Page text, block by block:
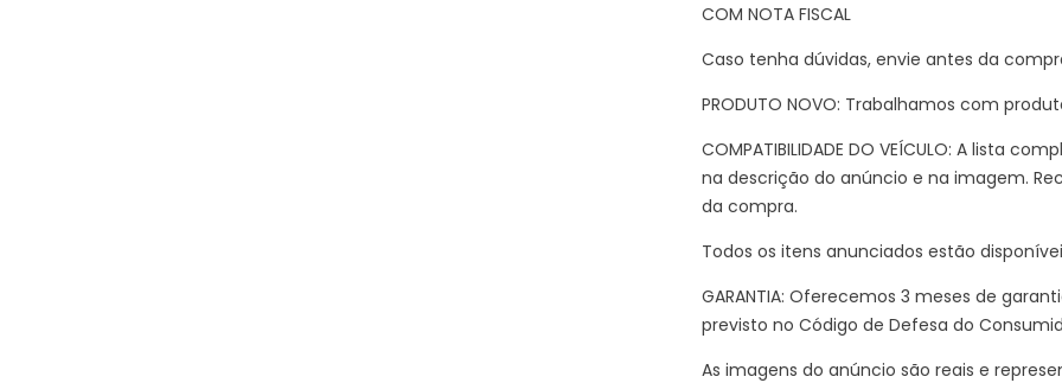
COM NOTA FISCAL
Caso tenha dúvidas, envie antes da
PRODUTO NOVO: Trabalhamos com
COMPATIBILIDADE DO VEÍCULO: A lista
na descrição do anúncio e na imagem.
da compra.
Todos os itens anunciados estão
GARANTIA: Oferecemos 3 meses de
previsto no Código de Defesa do
As imagens do anúncio são reais e